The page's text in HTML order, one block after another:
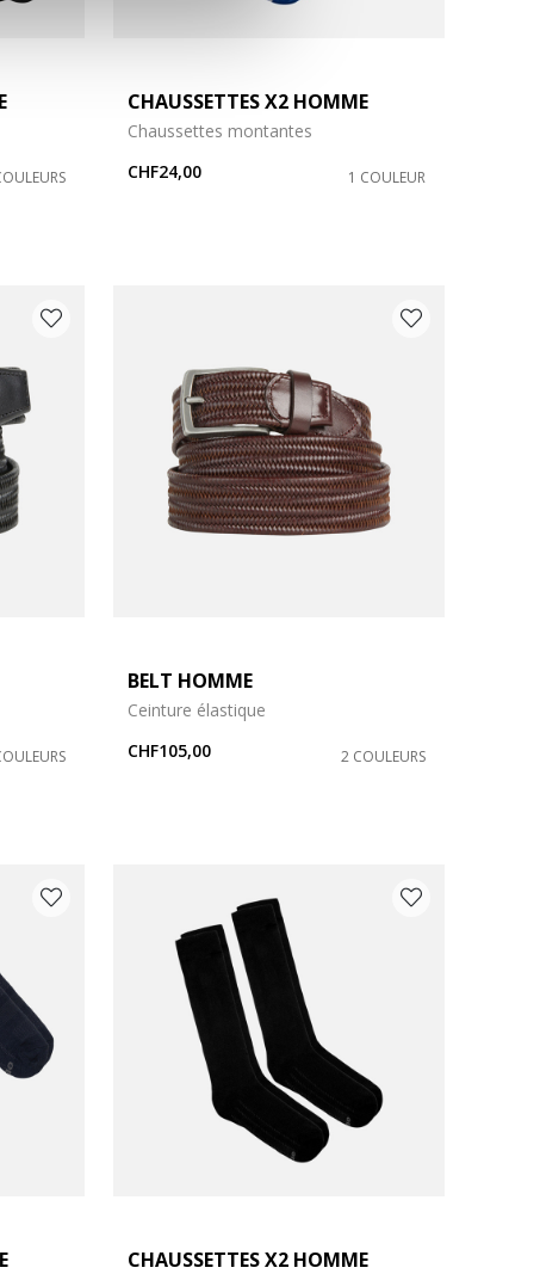
CHAUSSETTES X2 HOMME
Chaussettes montantes
CHF24,00
1 COULEUR
BELT HOMME
Ceinture élastique
CHF105,00
2 COULEURS
CHAUSSETTES X2 HOMME